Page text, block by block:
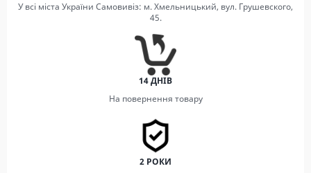
У всі міста України Самовивіз: м. Хмельницький, вул. Грушевского,
45.
14 ДНІВ
На повернення товару
2 РОКИ